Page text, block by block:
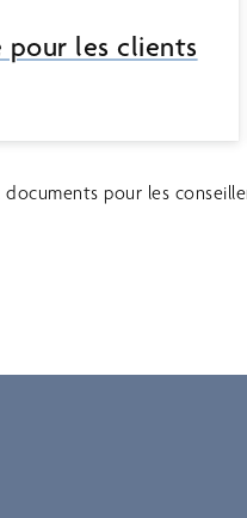
pour les clients
pour les